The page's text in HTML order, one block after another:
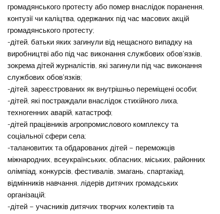
громадянського протесту або помер внаслідок поранення,
контузії чи каліцтва, одержаних під час масових акцій
громадянського протесту;
-дітей, батьки яких загинули від нещасного випадку на
виробництві або під час виконання службових обов’язків,
зокрема дітей журналістів, які загинули під час виконання
службових обов’язків;
-дітей, зареєстрованих як внутрішньо переміщені особи;
-дітей, які постраждали внаслідок стихійного лиха,
техногенних аварій, катастроф;
-дітей працівників агропромислового комплексу та
соціальної сфери села;
-талановитих та обдарованих дітей – переможців
міжнародних, всеукраїнських, обласних, міських, районних
олімпіад, конкурсів, фестивалів, змагань, спартакіад,
відмінників навчання, лідерів дитячих громадських
організацій;
-дітей – учасників дитячих творчих колективів та